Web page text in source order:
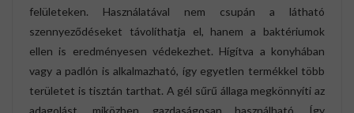
felületeken. Használatával nem csupán a látható
szennyeződéseket távolíthatja el, hanem a baktériumok
ellen is eredményesen védekezhet. Hígítva a konyhában
vagy a padlón is alkalmazható, így egyetlen termékkel több
területet is tisztán tarthat. A gél sűrű állaga megkönnyíti az